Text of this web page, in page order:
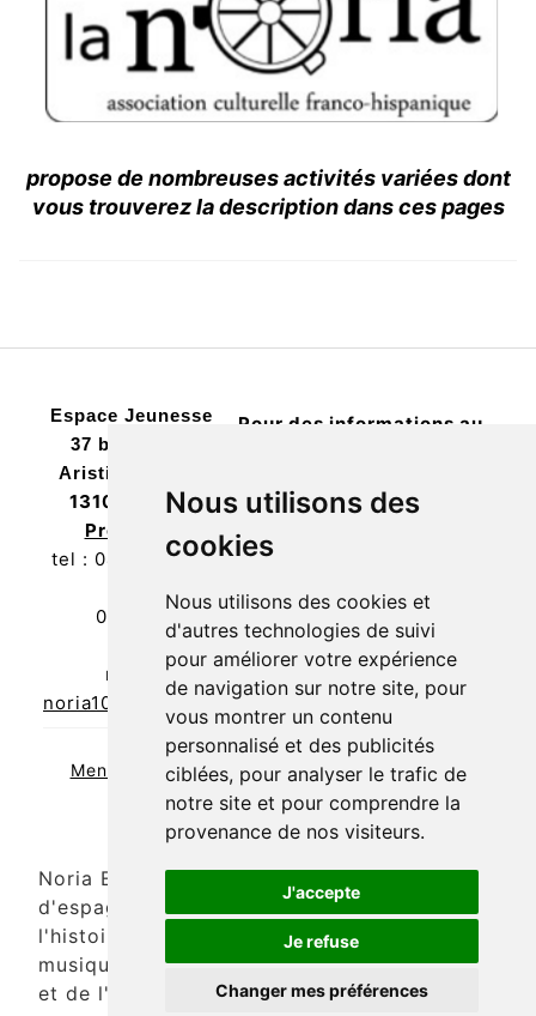
Nous utilisons des
cookies
Nous utilisons des cookies et
d'autres technologies de suivi
pour améliorer votre expérience
de navigation sur notre site, pour
vous montrer un contenu
personnalisé et des publicités
ciblées, pour analyser le trafic de
notre site et pour comprendre la
provenance de nos visiteurs.
J'accepte
Je refuse
Changer mes préférences
propose de nombreuses activités variées dont
vous trouverez la description dans ces pages
Espace Jeunesse
37 boulevard
Aristide Briand
13100
Aix en
Provence
tel : 04 42 93 02
06 79 20 14
mail :
noria10@orange.fr
Pour des informations au
facebook la Noria
en cliquant ici
Mentions légales Politique de confidentialité
Noria Espagne/Amérique Latine, cours
d'espagnol, centre culturel, informations sur
l'histoire, le cinéma, la littérature, la
musique, l'actualité, la cuisine de l'Espagne
et de l'Amérique Latine, poèmes et jeux